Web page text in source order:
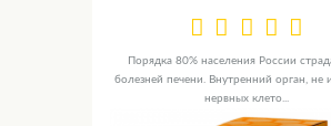
Порядка 80% населения России
болезней печени. Внутренний орган,
нервных клето...